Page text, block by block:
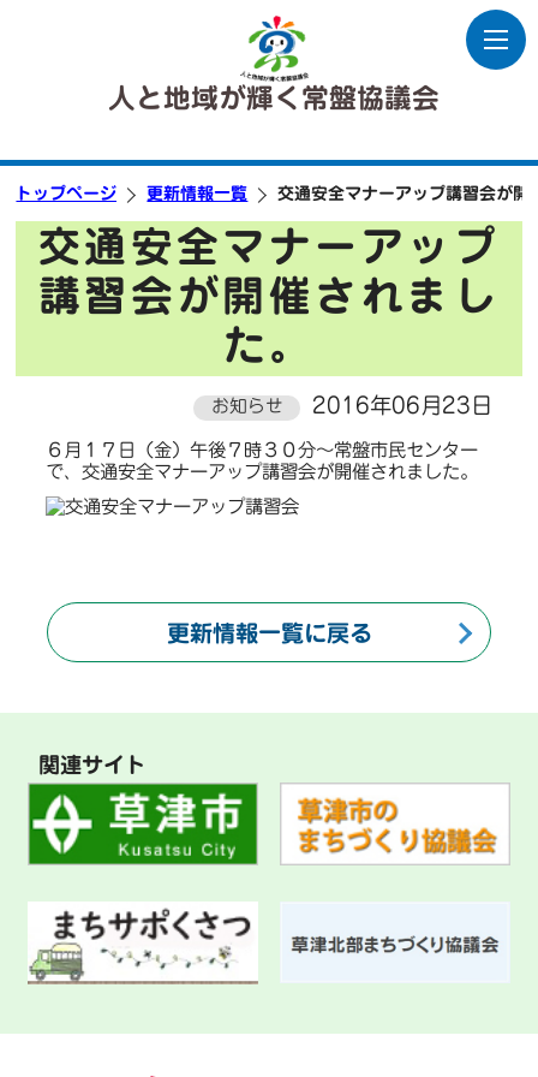
人と地域が輝く常盤協議会
トップページ 更新情報一覧 交通安全マナーアップ講習会が開
交通安全マナーアップ
講習会が開催されまし
た。
お知らせ 2016年06月23日
６月１７日（金）午後７時３０分～常盤市民センター
で、交通安全マナーアップ講習会が開催されました。
更新情報一覧に戻る
関連サイト